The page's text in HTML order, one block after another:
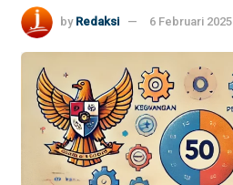
by Redaksi 6 Februari 2025